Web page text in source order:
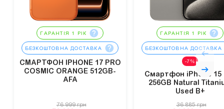
ГАРАНТІЯ 1 РІК
БЕЗКОШТОВНА ДОСТАВКА
СМАРТФОН IPHONE 17 PRO
COSMIC ORANGE 512GB-
AFA
76 999 грн
ГАРАНТІЯ 1 РІК
БЕЗКОШТОВНА ДОСТАВКА
-7%
Смартфон iPhone 15
256GB Natural
Used B+
36 885 грн